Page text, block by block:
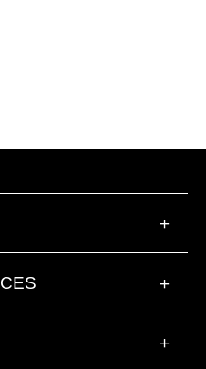
+
+
+